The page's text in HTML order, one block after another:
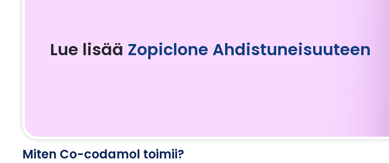
Lue lisää Zopiclone Ahdistuneisuuteen
Miten Co-codamol toimii?